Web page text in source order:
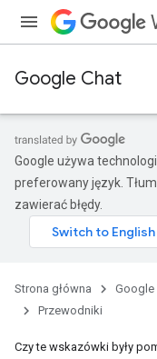
Google Chat
Google używa
preferowany język.
zawierać błędy.
Strona główna Google
Przewodniki
Czy te wskazówki były